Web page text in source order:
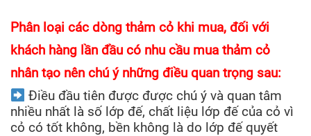
Phân loại các dòng thảm cỏ khi mua, đối với
khách hàng lần đầu có nhu cầu mua thảm cỏ
nhân tạo nên chú ý những điều quan trọng sau:
Điều đầu tiên được được chú ý và quan tâm
nhiều nhất là số lớp đế, chất liệu lớp đế của cỏ vì
cỏ có tốt không, bền không là do lớp đế quyết